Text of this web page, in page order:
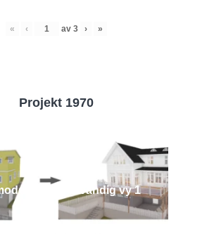
« ‹ av 3 › »
Projekt 1970
1970 - Utvändig vy 1